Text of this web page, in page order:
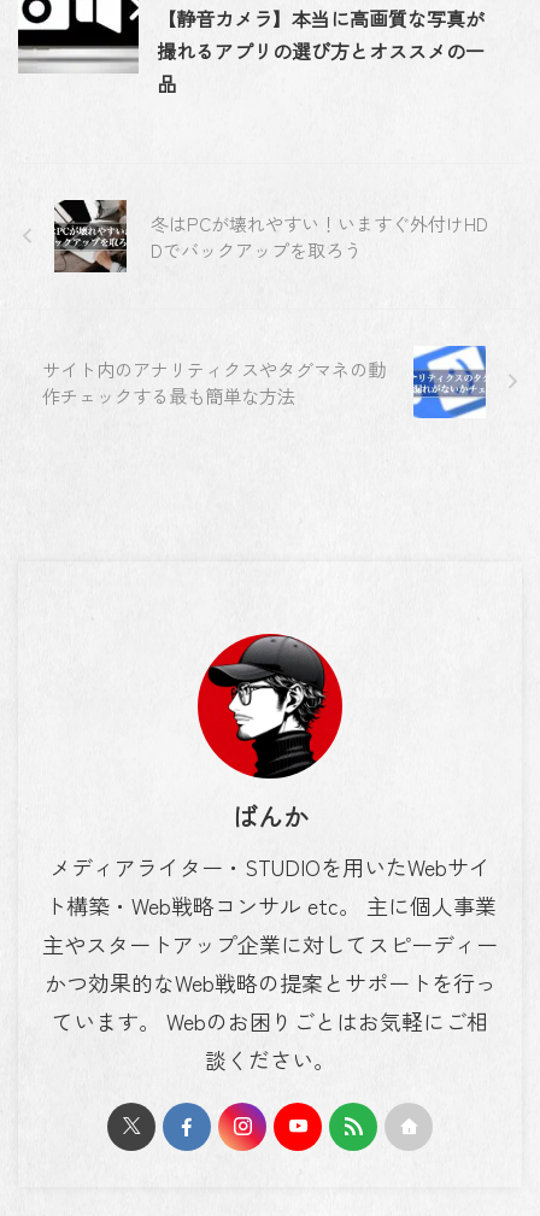
【静音カメラ】本当に高画質な写真が
撮れるアプリの選び方とオススメの一
品
冬はPCが壊れやすい！いますぐ外付けHD
Dでバックアップを取ろう
サイト内のアナリティクスやタグマネの動
作チェックする最も簡単な方法
ばんか
メディアライター・STUDIOを用いたWebサイ
ト構築・Web戦略コンサル etc。 主に個人事業
主やスタートアップ企業に対してスピーディー
かつ効果的なWeb戦略の提案とサポートを行っ
ています。 Webのお困りごとはお気軽にご相
談ください。